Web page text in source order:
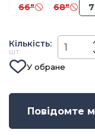
66"
68"
Кiлькiсть:
шт.
У обране
Повідомте